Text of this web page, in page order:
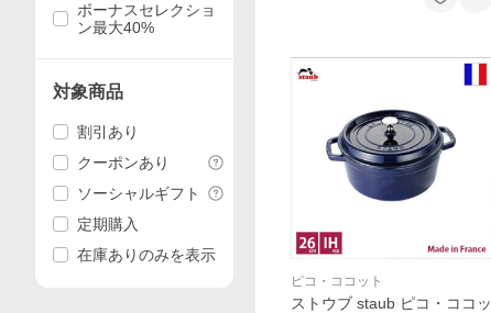
ピコ・ココット
ストウブ staub ピコ・ココッ
ボーナスセレクショ
ン最大40%
対象商品
割引あり
クーポンあり
ソーシャルギフト
定期購入
在庫ありのみを表示